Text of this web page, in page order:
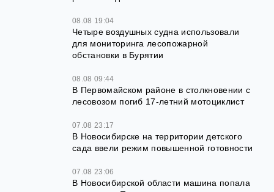
08.08 19:04
Четыре воздушных судна использовали
для мониторинга лесопожарной
обстановки в Бурятии
08.08 09:44
В Первомайском районе в столкновении с
лесовозом погиб 17-летний мотоциклист
07.08 23:17
В Новосибирске на территории детского
сада ввели режим повышенной готовности
07.08 23:06
В Новосибирской области машина попала